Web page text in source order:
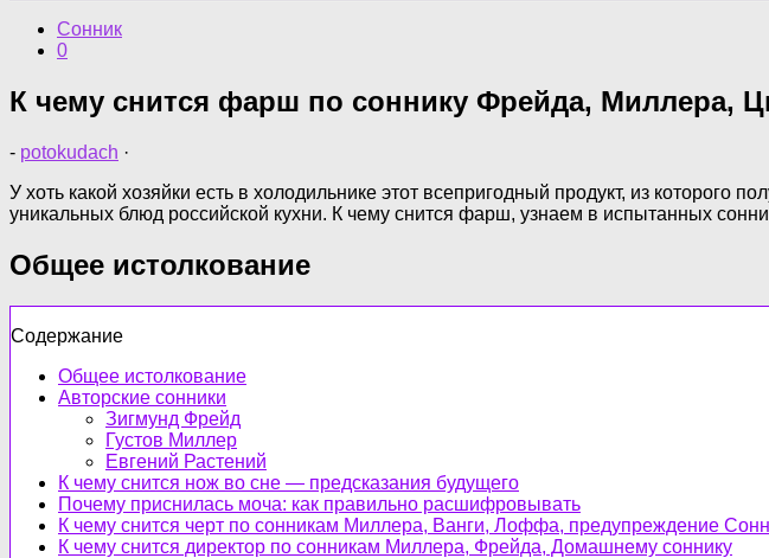
Сонник
0
К чему снится фарш по соннику Фрейда, Миллера,
- potokudach ·
У хоть какой хозяйки есть в холодильнике этот всепригодный продукт, из которого
уникальных блюд российской кухни. К чему снится фарш, узнаем в испытанных
Общее истолкование
Содержание
Общее истолкование
Авторские сонники
Зигмунд Фрейд
Густов Миллер
Евгений Растений
К чему снится нож во сне — предсказания будущего
Почему приснилась моча: как правильно расшифровывать
К чему снится черт по сонникам Миллера, Ванги, Лоффа, предупреждение
К чему снится директор по сонникам Миллера, Фрейда, Домашнему соннику